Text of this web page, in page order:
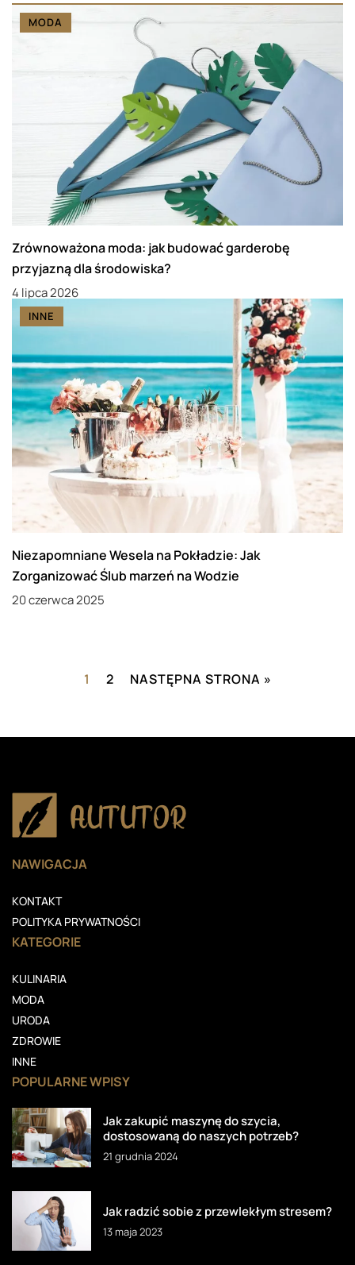
MODA
Zrównoważona moda: jak budować garderobę
przyjazną dla środowiska?
4 lipca 2026
INNE
Niezapomniane Wesela na Pokładzie: Jak
Zorganizować Ślub marzeń na Wodzie
20 czerwca 2025
1 2 NASTĘPNA STRONA »
NAWIGACJA
KONTAKT
POLITYKA PRYWATNOŚCI
KATEGORIE
KULINARIA
MODA
URODA
ZDROWIE
INNE
POPULARNE WPISY
Jak zakupić maszynę do szycia,
dostosowaną do naszych potrzeb?
21 grudnia 2024
Jak radzić sobie z przewlekłym stresem?
13 maja 2023